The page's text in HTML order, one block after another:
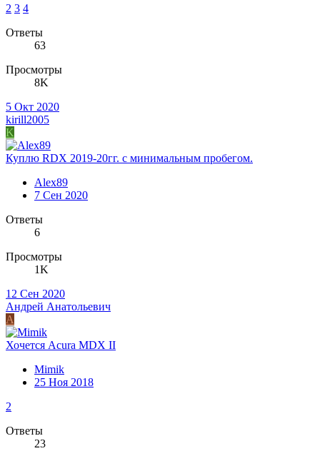
2 3 4
Ответы
63
Просмотры
8K
5 Окт 2020
kirill2005
K
Куплю RDX 2019-20гг. с минимальным пробегом.
Alex89
7 Сен 2020
Ответы
6
Просмотры
1K
12 Сен 2020
Андрей Анатольевич
А
Хочется Acura MDX II
Mimik
25 Ноя 2018
2
Ответы
23